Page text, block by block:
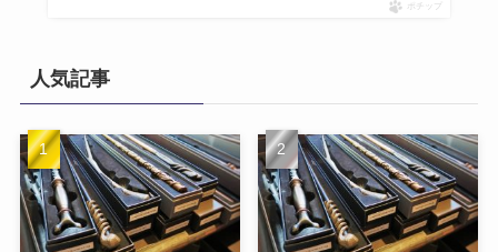
ポチップ
人気記事